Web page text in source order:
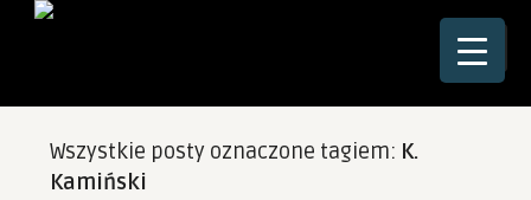
☰
Wszystkie posty oznaczone tagiem: K.
Kamiński